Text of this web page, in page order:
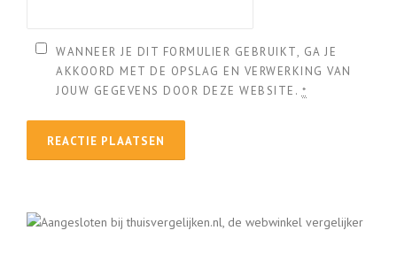
WANNEER JE DIT FORMULIER GEBRUIKT, GA JE
AKKOORD MET DE OPSLAG EN VERWERKING VAN
JOUW GEGEVENS DOOR DEZE WEBSITE. *